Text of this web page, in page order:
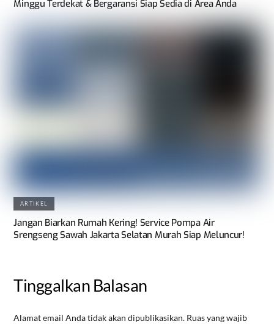
Minggu Terdekat & Bergaransi Siap Sedia di Area Anda
ARTIKEL
Jangan Biarkan Rumah Kering! Service Pompa Air
Srengseng Sawah Jakarta Selatan Murah Siap Meluncur!
Tinggalkan Balasan
Alamat email Anda tidak akan dipublikasikan. Ruas yang wajib